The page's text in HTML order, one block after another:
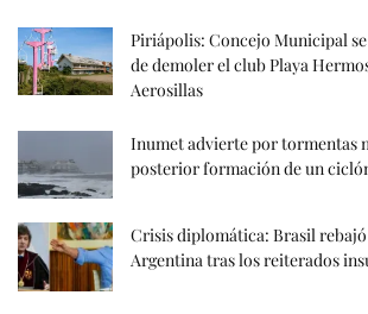
Piriápolis: Concejo Municipal
de demoler el club Playa
Aerosillas
Inumet advierte por tormentas
posterior formación de un
Crisis diplomática: Brasil
Argentina tras los reiterados